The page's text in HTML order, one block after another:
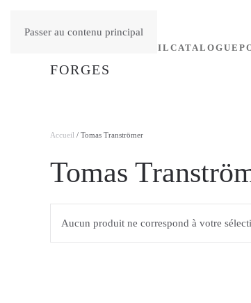
Passer au contenu principal
ACCUEIL CATALOGUE
Accueil / Tomas Tranströmer
Tomas
Aucun produit ne correspond à votre